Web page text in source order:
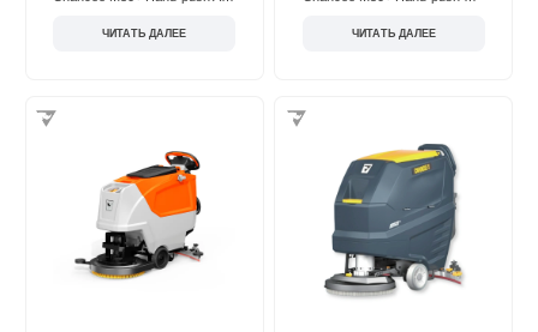
ЧИТАТЬ ДАЛЕЕ ЧИТАТЬ ДАЛЕЕ